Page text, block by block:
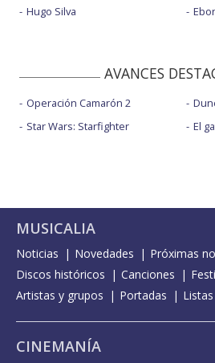
Hugo Silva
AVANCES
Operación Camarón 2
Star Wars: Starfighter
El
MUSICALIA
Noticias Novedades
Próximas
Discos históricos
Canciones
Artistas y grupos
Portadas Listas
CINEMANÍA